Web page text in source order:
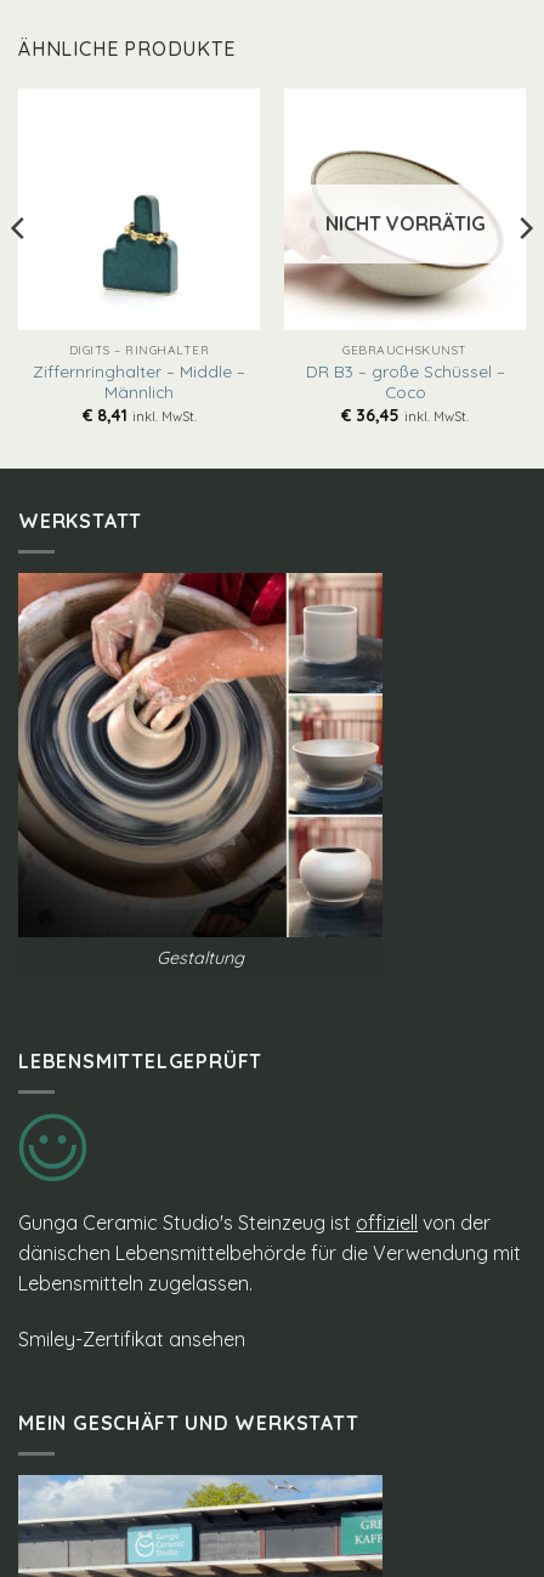
ÄHNLICHE PRODUKTE
DIGITS – RINGHALTER
Ziffernringhalter – Middle –
Männlich
€8,41 inkl. MwSt.
NICHT VORRÄTIG
GEBRAUCHSKUNST
DR B3 – große Schüssel –
Coco
€ 36,45 inkl. MwSt.
WERKSTATT
Gestaltung
LEBENSMITTELGEPRÜFT
Gunga Ceramic Studio's Steinzeug ist offiziell von der
dänischen Lebensmittelbehörde für die Verwendung mit
Lebensmitteln zugelassen.
Smiley-Zertifikat ansehen
MEIN GESCHÄFT UND WERKSTATT